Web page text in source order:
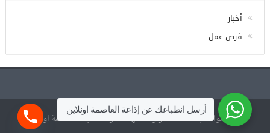
تصنيفات
أخبار
أرسل انطباعك عن إذاعة العاصمة اونلاين